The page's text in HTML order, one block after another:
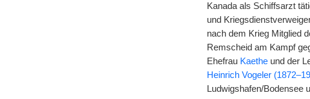
Kanada als Schiffsarzt
und
nach dem Krieg Mitglied
Remscheid am Kampf
Ehefrau Kaetheund der
Heinrich Vogeler
Ludwigshafen/Bodensee